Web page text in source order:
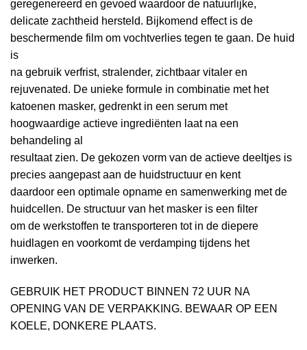
geregenereerd en gevoed waardoor de natuurlijke,
delicate zachtheid hersteld. Bijkomend effect is de
beschermende film om vochtverlies tegen te gaan. De huid
is
na gebruik verfrist, stralender, zichtbaar vitaler en
rejuvenated. De unieke formule in combinatie met het
katoenen masker, gedrenkt in een serum met
hoogwaardige actieve ingrediënten laat na een
behandeling al
resultaat zien. De gekozen vorm van de actieve deeltjes is
precies aangepast aan de huidstructuur en kent
daardoor een optimale opname en samenwerking met de
huidcellen. De structuur van het masker is een filter
om de werkstoffen te transporteren tot in de diepere
huidlagen en voorkomt de verdamping tijdens het
inwerken.
GEBRUIK HET PRODUCT BINNEN 72 UUR NA
OPENING VAN DE VERPAKKING. BEWAAR OP EEN
KOELE, DONKERE PLAATS.